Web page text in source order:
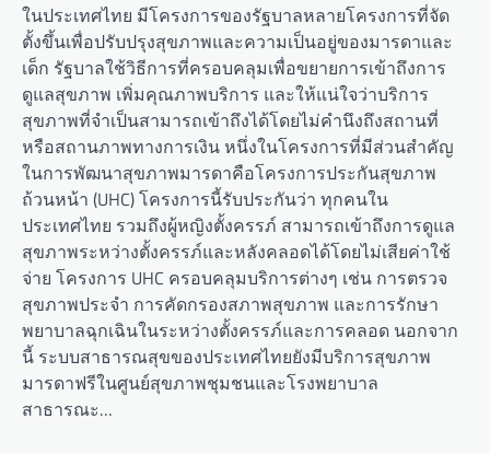
ในประเทศไทย มีโครงการของรัฐบาลหลายโครงการที่จัด
ตั้งขึ้นเพื่อปรับปรุงสุขภาพและความเป็นอยู่ของมารดาและ
เด็ก รัฐบาลใช้วิธีการที่ครอบคลุมเพื่อขยายการเข้าถึงการ
ดูแลสุขภาพ เพิ่มคุณภาพบริการ และให้แน่ใจว่าบริการ
สุขภาพที่จำเป็นสามารถเข้าถึงได้โดยไม่คำนึงถึงสถานที่
หรือสถานภาพทางการเงิน หนึ่งในโครงการที่มีส่วนสำคัญ
ในการพัฒนาสุขภาพมารดาคือโครงการประกันสุขภาพ
ถ้วนหน้า (UHC) โครงการนี้รับประกันว่า ทุกคนใน
ประเทศไทย รวมถึงผู้หญิงตั้งครรภ์ สามารถเข้าถึงการดูแล
สุขภาพระหว่างตั้งครรภ์และหลังคลอดได้โดยไม่เสียค่าใช้
จ่าย โครงการ UHC ครอบคลุมบริการต่างๆ เช่น การตรวจ
สุขภาพประจำ การคัดกรองสภาพสุขภาพ และการรักษา
พยาบาลฉุกเฉินในระหว่างตั้งครรภ์และการคลอด นอกจาก
นี้ ระบบสาธารณสุขของประเทศไทยยังมีบริการสุขภาพ
มารดาฟรีในศูนย์สุขภาพชุมชนและโรงพยาบาล
สาธารณะ…